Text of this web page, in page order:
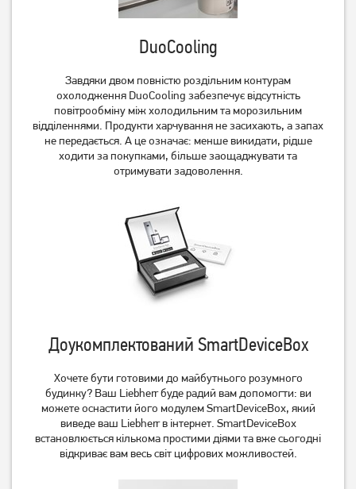
Немає в наявності
47 000
Немає в наявності
Вбудований холодильник
Холодильник з
DuoCooling
Завдяки двом повністю роздільним контурам
охолодження DuoCooling забезпечує відсутність
повітрообміну між холодильним та морозильним
відділеннями. Продукти харчування не засихають, а запах
не передається. А це означає: менше викидати, рідше
ходити за покупками, більше заощаджувати та
отримувати задоволення.
Доукомплектований SmartDeviceBox
Хочете бути готовими до майбутнього розумного
будинку? Ваш Liebherr буде радий вам допомогти: ви
можете оснастити його модулем SmartDeviceBox, який
виведе ваш Liebherr в інтернет. SmartDeviceBox
встановлюється кількома простими діями та вже сьогодні
відкриває вам весь світ цифрових можливостей.